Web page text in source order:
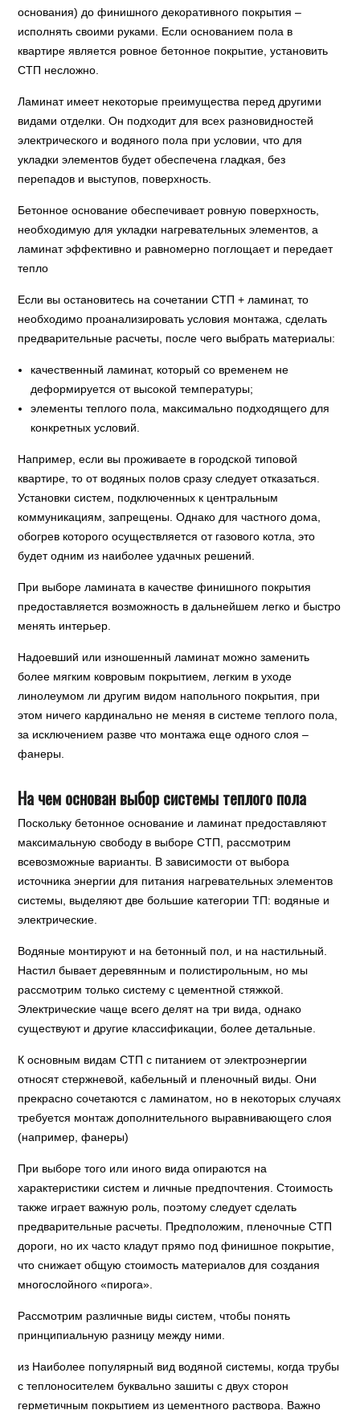
основания) до финишного декоративного покрытия –
исполнять своими руками. Если основанием пола в
квартире является ровное бетонное покрытие, установить
СТП несложно.
Ламинат имеет некоторые преимущества перед другими
видами отделки. Он подходит для всех разновидностей
электрического и водяного пола при условии, что для
укладки элементов будет обеспечена гладкая, без
перепадов и выступов, поверхность.
Бетонное основание обеспечивает ровную поверхность,
необходимую для укладки нагревательных элементов, а
ламинат эффективно и равномерно поглощает и передает
тепло
Если вы остановитесь на сочетании СТП + ламинат, то
необходимо проанализировать условия монтажа, сделать
предварительные расчеты, после чего выбрать материалы:
качественный ламинат, который со временем не
деформируется от высокой температуры;
элементы теплого пола, максимально подходящего для
конкретных условий.
Например, если вы проживаете в городской типовой
квартире, то от водяных полов сразу следует отказаться.
Установки систем, подключенных к центральным
коммуникациям, запрещены. Однако для частного дома,
обогрев которого осуществляется от газового котла, это
будет одним из наиболее удачных решений.
При выборе ламината в качестве финишного покрытия
предоставляется возможность в дальнейшем легко и быстро
менять интерьер.
Надоевший или изношенный ламинат можно заменить
более мягким ковровым покрытием, легким в уходе
линолеумом ли другим видом напольного покрытия, при
этом ничего кардинально не меняя в системе теплого пола,
за исключением разве что монтажа еще одного слоя –
фанеры.
На чем основан выбор системы теплого пола
Поскольку бетонное основание и ламинат предоставляют
максимальную свободу в выборе СТП, рассмотрим
всевозможные варианты. В зависимости от выбора
источника энергии для питания нагревательных элементов
системы, выделяют две большие категории ТП: водяные и
электрические.
Водяные монтируют и на бетонный пол, и на настильный.
Настил бывает деревянным и полистирольным, но мы
рассмотрим только систему с цементной стяжкой.
Электрические чаще всего делят на три вида, однако
существуют и другие классификации, более детальные.
К основным видам СТП с питанием от электроэнергии
относят стержневой, кабельный и пленочный виды. Они
прекрасно сочетаются с ламинатом, но в некоторых случаях
требуется монтаж дополнительного выравнивающего слоя
(например, фанеры)
При выборе того или иного вида опираются на
характеристики систем и личные предпочтения. Стоимость
также играет важную роль, поэтому следует сделать
предварительные расчеты. Предположим, пленочные СТП
дороги, но их часто кладут прямо под финишное покрытие,
что снижает общую стоимость материалов для создания
многослойного «пирога».
Рассмотрим различные виды систем, чтобы понять
принципиальную разницу между ними.
из Наиболее популярный вид водяной системы, когда трубы
с теплоносителем буквально зашиты с двух сторон
герметичным покрытием из цементного раствора. Важно